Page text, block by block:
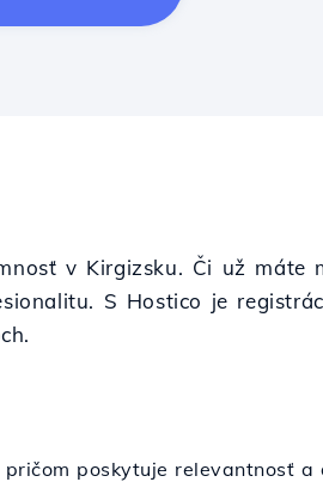
v Kirgizsku. Či už máte
S Hostico je
poskytuje relevantnosť